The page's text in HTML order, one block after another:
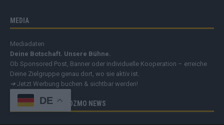
MEDIA
Mediadaten
Deine Botschaft. Unsere Bühne.
Ob Sponsored Post, Banner oder individuelle Kooperation – erreiche
Deine Zielgruppe genau dort, wo sie aktiv ist.
➔ Jetzt Werbung buchen & sichtbar werden!
EIN ANGEBOT DER COZMO NEWS
DE